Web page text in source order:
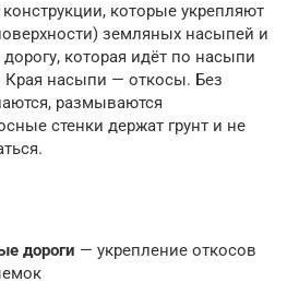
которые укрепляют
земляных насыпей и
которая идёт по насыпи
Края насыпи — откосы. Без
размываются
стенки держат грунт и не
дороги — укрепление откосов